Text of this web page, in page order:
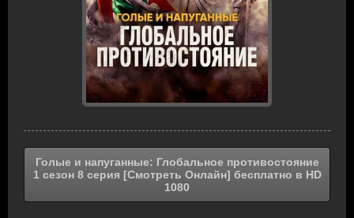
Голые и напуганные: Глобальное противостояние
1 сезон 8 серия [Смотреть Онлайн] бесплатно в HD
1080